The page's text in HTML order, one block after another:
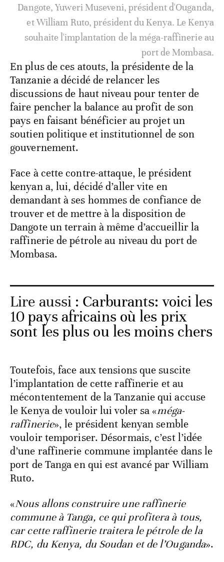
Dangote, Yuweri Museveni, président d'Ouganda,
et William Ruto, président du Kenya. Le Kenya
souhaite l'implantation de la méga-raffinerie au
port de Mombasa.
En plus de ces atouts, la présidente de la
Tanzanie a décidé de relancer les
discussions de haut niveau pour tenter de
faire pencher la balance au profit de son
pays en faisant bénéficier au projet un
soutien politique et institutionnel de son
gouvernement.
Face à cette contre-attaque, le président
kenyan a, lui, décidé d’aller vite en
demandant à ses hommes de confiance de
trouver et de mettre à la disposition de
Dangote un terrain à même d’accueillir la
raffinerie de pétrole au niveau du port de
Mombasa.
Lire aussi : Carburants: voici les
10 pays africains où les prix
sont les plus ou les moins chers
Toutefois, face aux tensions que suscite
l’implantation de cette raffinerie et au
mécontentement de la Tanzanie qui accuse
le Kenya de vouloir lui voler sa «méga-
raffinerie», le président kenyan semble
vouloir temporiser. Désormais, c’est l’idée
d’une raffinerie commune implantée dans le
port de Tanga en qui est avancé par William
Ruto.
«Nous allons construire une raffinerie
commune à Tanga, ce qui profitera à tous,
car cette raffinerie traitera le pétrole de la
RDC, du Kenya, du Soudan et de l’Ouganda».